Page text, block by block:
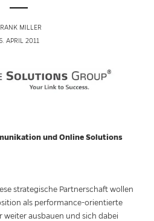
MILLER
APRIL 2011
und Online Solutions
strategische Partnerschaft wollen
als performance-orientierte
ausbauen und sich dabei